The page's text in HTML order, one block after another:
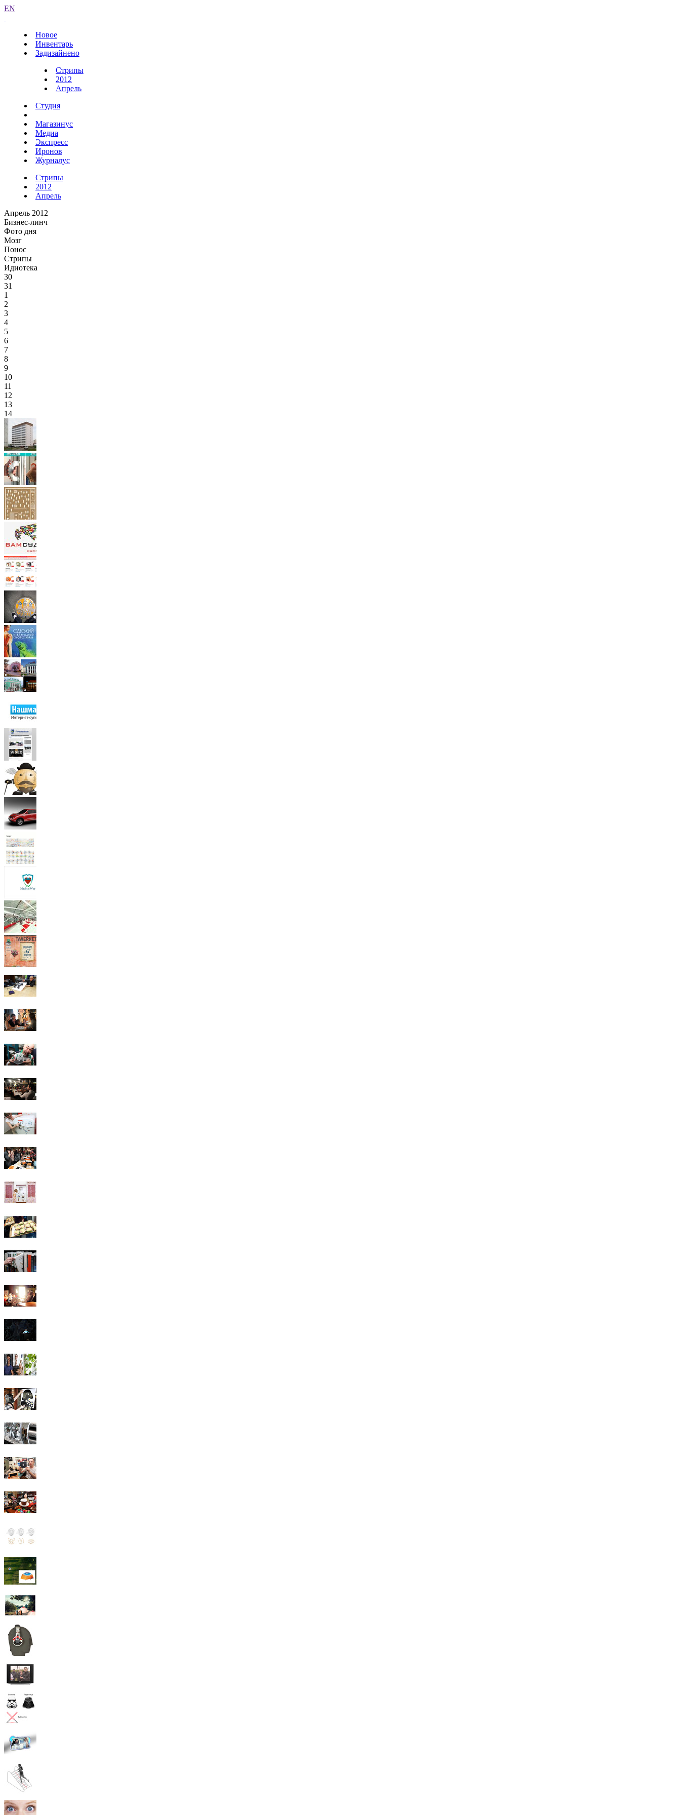
EN
Новое
Инвентарь
Задизайнено
Стрипы
2012
Апрель
Студия
Магазинус
Медиа
Экспресс
Иронов
Журналус
Стрипы
2012
Апрель
Апрель 2012
Бизнес-линч
Фото дня
Мозг
Понос
Стрипы
Идиотека
30
31
1
2
3
4
5
6
7
8
9
10
11
12
13
14